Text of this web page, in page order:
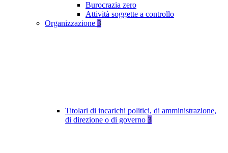
Burocrazia zero
Attività soggette a controllo
Organizzazione 3
Titolari di incarichi politici, di amministrazione,
di direzione o di governo 3